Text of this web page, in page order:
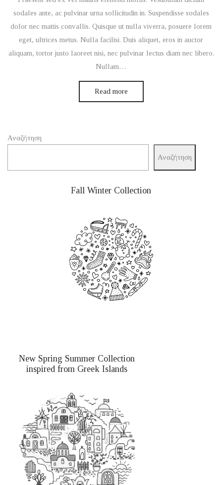
sodales ante, ac pulvinar urna sollicitudin in. Suspendisse sodales
dolor nec mattis convallis. Quisque ut nulla viverra, posuere lorem
eget, ultrices metus. Nulla facilisi. Duis aliquet, eros in auctor
aliquam, tortor justo laoreet nisi, nec pulvinar lectus diam nec libero.
Nullam…
Read more
Αναζήτηση
Αναζήτηση
Fall Winter Collection
New Spring Summer Collection
inspired from Greek Islands